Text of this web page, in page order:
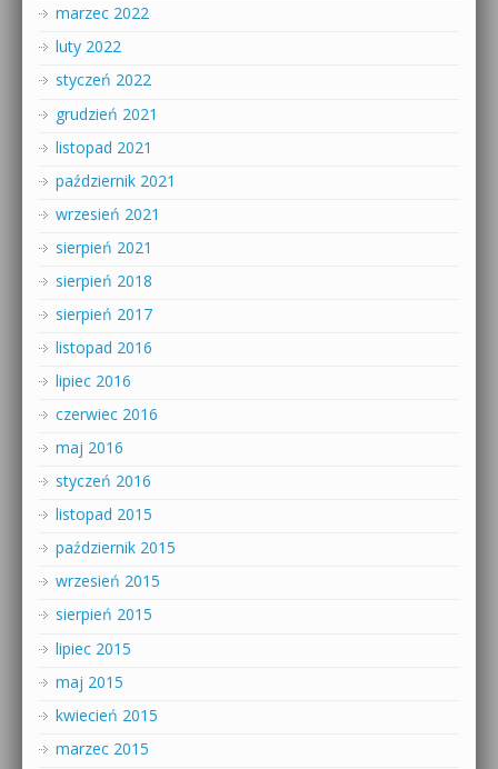
marzec 2022
luty 2022
styczeń 2022
grudzień 2021
listopad 2021
październik 2021
wrzesień 2021
sierpień 2021
sierpień 2018
sierpień 2017
listopad 2016
lipiec 2016
czerwiec 2016
maj 2016
styczeń 2016
listopad 2015
październik 2015
wrzesień 2015
sierpień 2015
lipiec 2015
maj 2015
kwiecień 2015
marzec 2015